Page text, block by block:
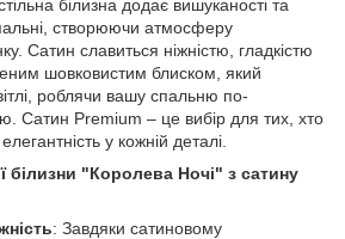
білизна додає вишуканості та
створюючи атмосферу
Сатин славиться ніжністю, гладкістю
шовковистим блиском, який
роблячи вашу спальню по-
Сатин Premium – це вибір для тих, хто
у кожній деталі.
білизни "Королева Ночі" з сатину
: Завдяки сатиновому